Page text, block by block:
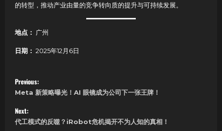
的转型，推动产业由量的竞争转向质的提升与可持续发展。
地点： 广州
日期： 2025年12月6日
P
o
s
Previous:
Meta 新策略曝光！AI 眼镜成为公司下一张王牌！
Next:
代工模式的反噬？iRobot危机揭开不为人知的真相！